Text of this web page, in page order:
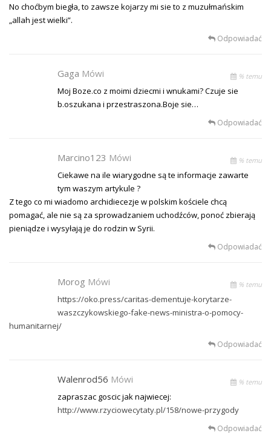
No choćbym biegła, to zawsze kojarzy mi sie to z muzułmańskim
„allah jest wielki”.
Odpowiadać
Gaga Mówi % temu
Moj Boze.co z moimi dziecmi i wnukami? Czuje sie
b.oszukana i przestraszona.Boje sie…
Odpowiadać
Marcino123 Mówi % temu
Ciekawe na ile wiarygodne są te informacje zawarte
tym waszym artykule ?
Z tego co mi wiadomo archidiecezje w polskim kościele chcą
pomagać, ale nie są za sprowadzaniem uchodźców, ponoć zbierają
pieniądze i wysyłają je do rodzin w Syrii.
Odpowiadać
Morog Mówi % temu
https://oko.press/caritas-dementuje-korytarze-
waszczykowskiego-fake-news-ministra-o-pomocy-
humanitarnej/
Odpowiadać
Walenrod56 Mówi % temu
zapraszac goscic jak najwiecej:
http://www.rzyciowecytaty.pl/158/nowe-przygody
Odpowiadać